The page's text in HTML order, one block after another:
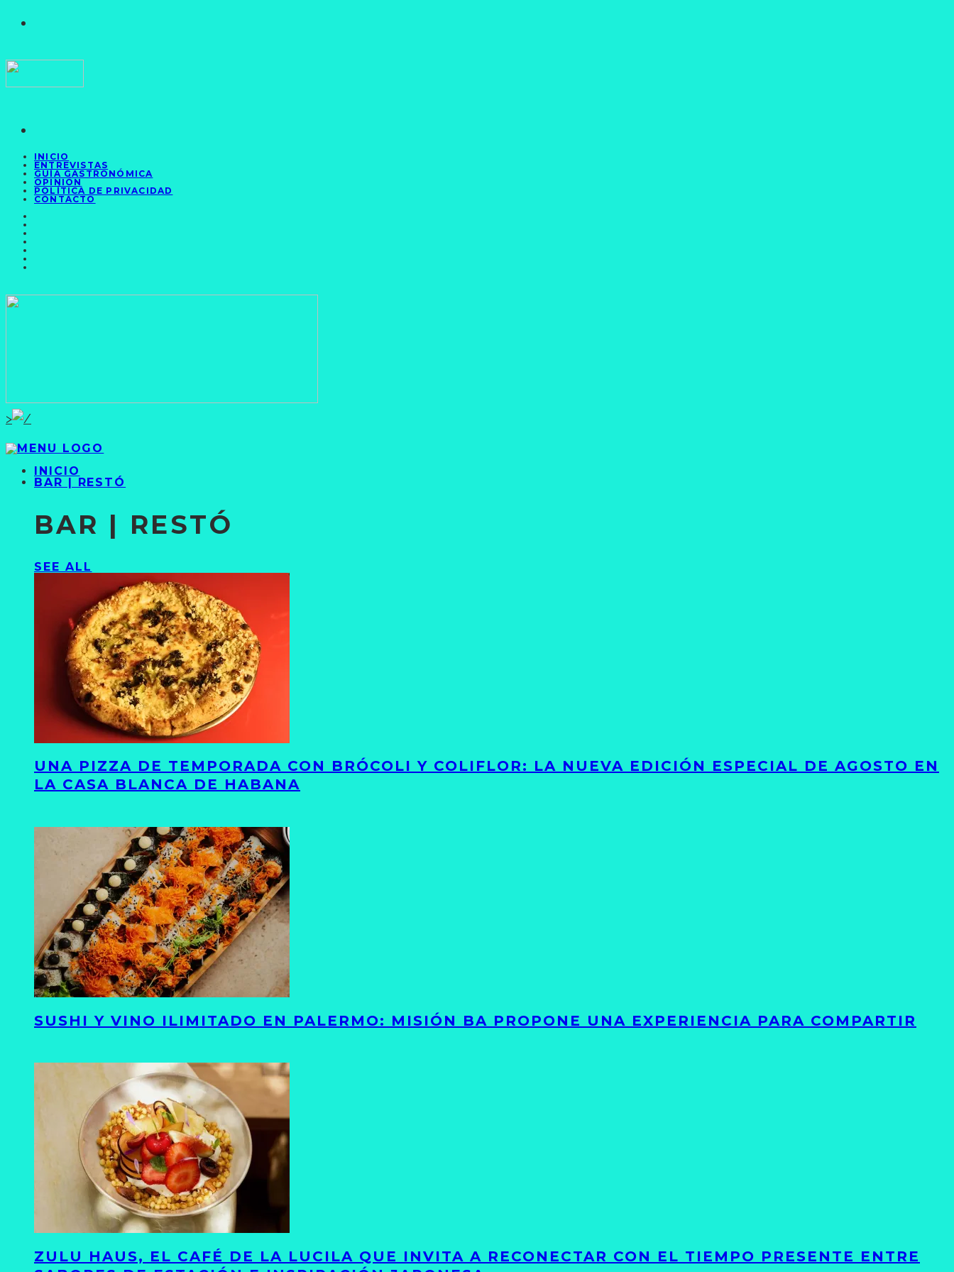
INICIO
ENTREVISTAS
GUÍA GASTRONÓMICA
OPINIÓN
POLÍTICA DE PRIVACIDAD
CONTACTO
>
INICIO
BAR | RESTÓ
BAR | RESTÓ
SEE ALL
UNA PIZZA DE TEMPORADA CON BRÓCOLI Y COLIFLOR: LA NUEVA EDICIÓN ESPECIAL DE AGOSTO EN
LA CASA BLANCA DE HABANA
SUSHI Y VINO ILIMITADO EN PALERMO: MISIÓN BA PROPONE UNA EXPERIENCIA PARA COMPARTIR
ZULU HAUS, EL CAFÉ DE LA LUCILA QUE INVITA A RECONECTAR CON EL TIEMPO PRESENTE ENTRE